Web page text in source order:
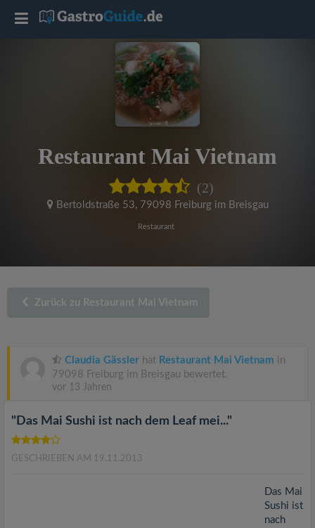
Restaurant Mai Vietnam
(2)
Bertoldstraße 53, 79098 Freiburg im Breisgau
Restaurant
Zurück zu Restaurant Mai Vietnam
Claudia Gässler hat Restaurant Mai Vietnam in
79098 Freiburg im Breisgau bewertet.
vor 13 Jahren
"Das Mai Sushi ist nach dem Leaf mei..."
GESCHRIEBEN AM 19.11.2013
Das Mai
Sushi ist
nach
T
a
t